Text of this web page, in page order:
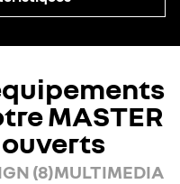
MASTER
(8)MULTIMEDIA